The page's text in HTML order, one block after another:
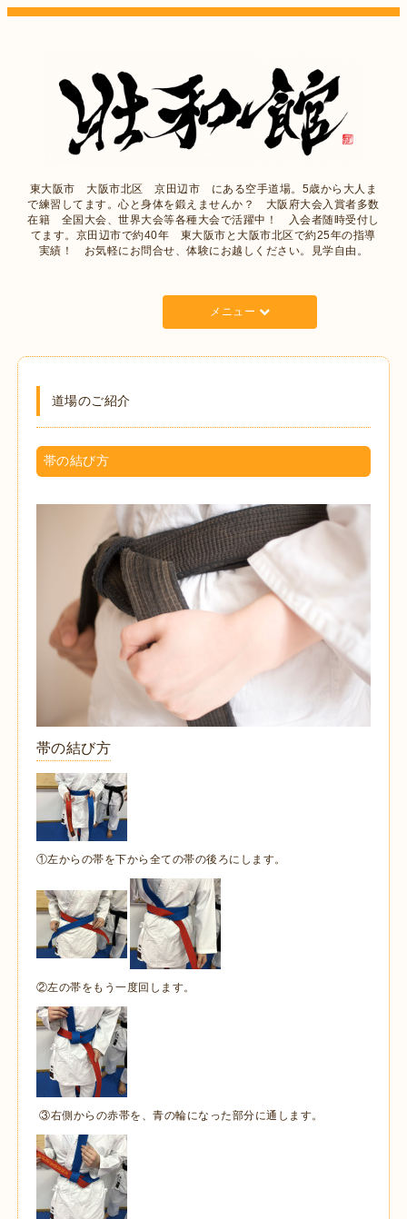
東大阪市 大阪市北区 京田辺市 にある空手道場。5歳から大人ま
で練習してます。心と身体を鍛えませんか？ 大阪府大会入賞者多数
在籍 全国大会、世界大会等各種大会で活躍中！ 入会者随時受付し
てます。京田辺市で約40年 東大阪市と大阪市北区で約25年の指導
実績！ お気軽にお問合せ、体験にお越しください。見学自由。
メニュー
道場のご紹介
帯の結び方
帯の結び方
①左からの帯を下から全ての帯の後ろにします。
②左の帯をもう一度回します。
③右側からの赤帯を、青の輪になった部分に通します。